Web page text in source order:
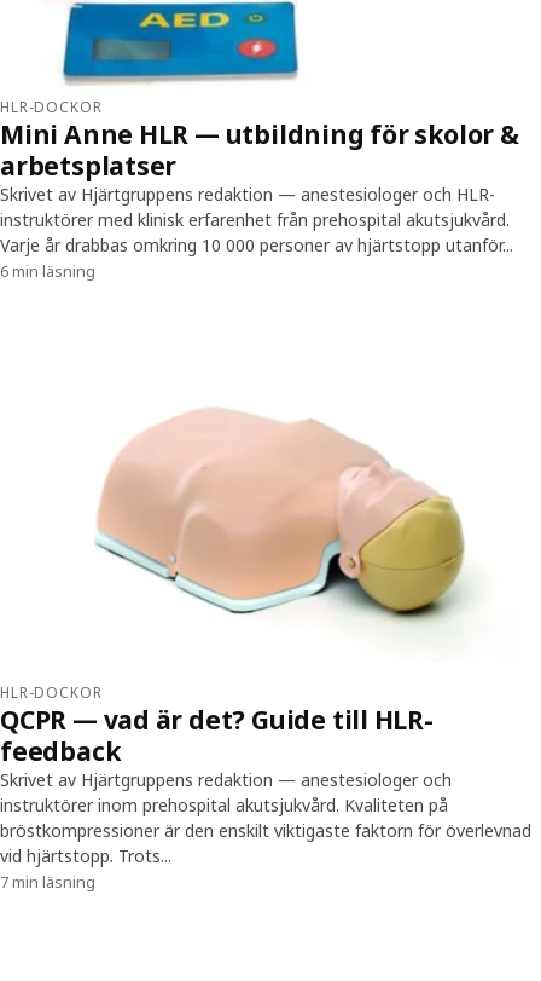
HLR-DOCKOR
Mini Anne HLR — utbildning för skolor &
arbetsplatser
Skrivet av Hjärtgruppens redaktion — anestesiologer och HLR-
instruktörer med klinisk erfarenhet från prehospital akutsjukvård.
Varje år drabbas omkring 10 000 personer av hjärtstopp utanför...
6 min läsning
HLR-DOCKOR
QCPR — vad är det? Guide till HLR-
feedback
Skrivet av Hjärtgruppens redaktion — anestesiologer och
instruktörer inom prehospital akutsjukvård. Kvaliteten på
bröstkompressioner är den enskilt viktigaste faktorn för överlevnad
vid hjärtstopp. Trots...
7 min läsning